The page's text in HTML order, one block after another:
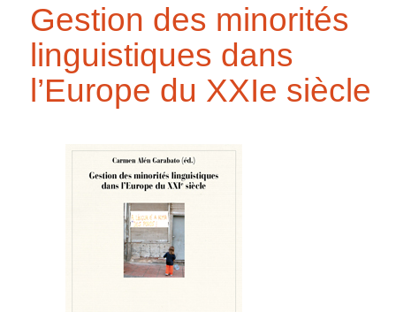
Gestion des minorités
linguistiques dans
l’Europe du XXIe siècle